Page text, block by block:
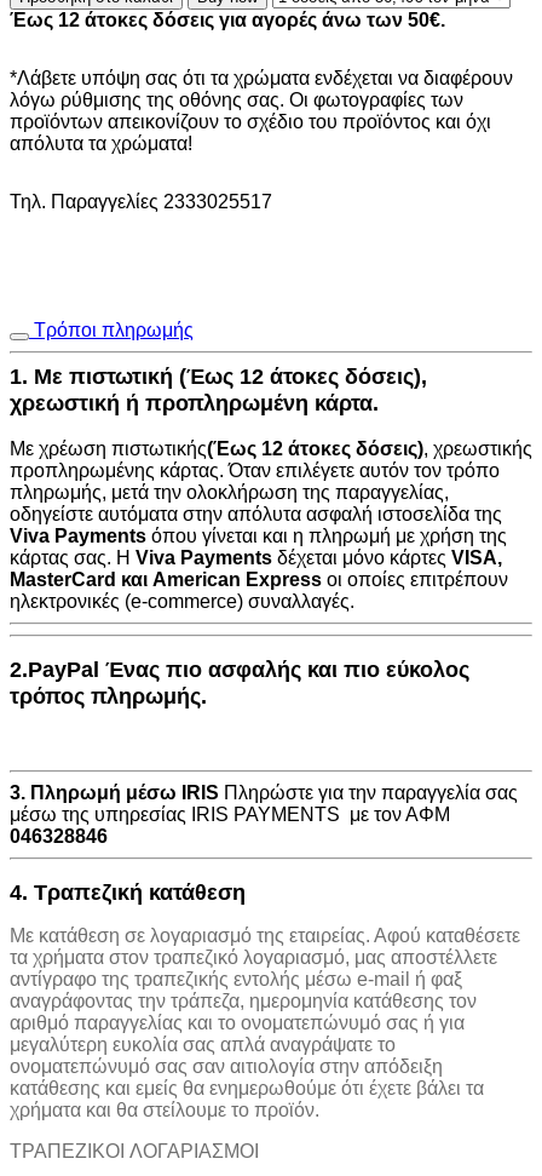
1066C
-
NewPlan
ποσότητα
Έως 12 άτοκες δόσεις για αγορές άνω των 50€.
*Λάβετε υπόψη σας ότι τα χρώματα ενδέχεται να διαφέρουν
λόγω ρύθμισης της οθόνης σας. Οι φωτογραφίες των
προϊόντων απεικονίζουν το σχέδιο του προϊόντος και όχι
απόλυτα τα χρώματα!
Τηλ. Παραγγελίες 2333025517
Τρόποι πληρωμής
1. Με πιστωτική (Έως 12 άτοκες δόσεις),
χρεωστική ή προπληρωμένη κάρτα.
Με χρέωση πιστωτικής(Έως 12 άτοκες δόσεις), χρεωστικής
προπληρωμένης κάρτας. Όταν επιλέγετε αυτόν τον τρόπο
πληρωμής, μετά την ολοκλήρωση της παραγγελίας,
οδηγείστε αυτόματα στην απόλυτα ασφαλή ιστοσελίδα της
Viva Payments όπου γίνεται και η πληρωμή με χρήση της
κάρτας σας. Η Viva Payments δέχεται μόνο κάρτες VISA,
MasterCard και American Express οι οποίες επιτρέπουν
ηλεκτρονικές (e-commerce) συναλλαγές.
2.PayPal Ένας πιο ασφαλής και πιο εύκολος
τρόπος πληρωμής.
3. Πληρωμή μέσω IRIS Πληρώστε για την παραγγελία σας
μέσω της υπηρεσίας IRIS PAYMENTS με τον ΑΦΜ
046328846
4. Τραπεζική κατάθεση
Με κατάθεση σε λογαριασμό της εταιρείας. Αφού καταθέσετε
τα χρήματα στον τραπεζικό λογαριασμό, μας αποστέλλετε
αντίγραφο της τραπεζικής εντολής μέσω e-mail ή φαξ
αναγράφοντας την τράπεζα, ημερομηνία κατάθεσης τον
αριθμό παραγγελίας και το ονοματεπώνυμό σας ή για
μεγαλύτερη ευκολία σας απλά αναγράψατε το
ονοματεπώνυμό σας σαν αιτιολογία στην απόδειξη
κατάθεσης και εμείς θα ενημερωθούμε ότι έχετε βάλει τα
χρήματα και θα στείλουμε το προϊόν.
ΤΡΑΠΕΖΙΚOI ΛΟΓΑΡΙΑΣΜΟΙ